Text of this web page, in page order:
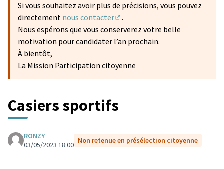
(S'ouvre dans un nouvel onglet)
Si vous souhaitez avoir plus de précisions, vous pouvez
directement nous contacter
(S'ouvre dans un nouvel onglet)
.
Nous espérons que vous conserverez votre belle
motivation pour candidater l’an prochain.
À bientôt,
La Mission Participation citoyenne
Casiers sportifs
RONZY
03/05/2023 18:00 Non retenue en présélection citoyenne